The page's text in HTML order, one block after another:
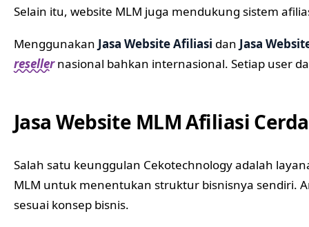
Selain itu, website MLM juga mendukung sistem
Menggunakan Jasa Website Afiliasi dan Jasa
resellernasional bahkan internasional. Setiap user
Jasa Website MLM Afiliasi
Salah satu keunggulan Cekotechnology adalah
MLM untuk menentukan struktur bisnisnya sendiri.
sesuai konsep bisnis.